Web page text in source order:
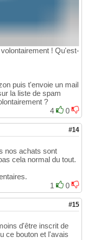
! Qu'est-
puis t'envoie un mail
la liste de spam
?
4
0
#14
nos achats sont
cela normal du tout.
1
0
#15
d'être inscrit de
ce bouton et l'avais